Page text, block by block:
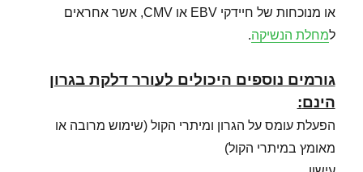
או מנוכחות של חיידקי EBV או CMV, אשר אחראים
למחלת הנשיקה.
גורמים נוספים היכולים לעורר דלקת בגרון
הינם:
הפעלת עומס על הגרון ומיתרי הקול (שימוש מרובה או
מאומץ במיתרי הקול)